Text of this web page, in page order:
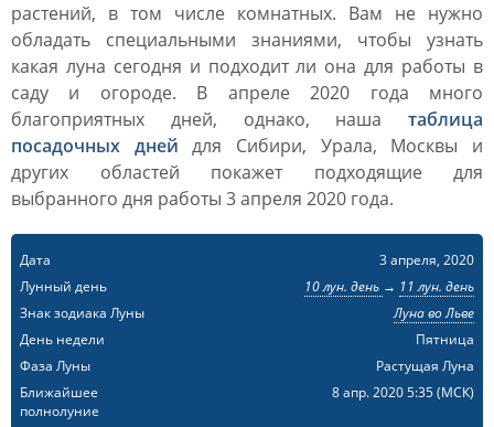
растений, в том числе комнатных. Вам не нужно
обладать специальными знаниями, чтобы узнать
какая луна сегодня и подходит ли она для работы в
саду и огороде. В апреле 2020 года много
благоприятных дней, однако, наша таблица
посадочных дней для Сибири, Урала, Москвы и
других областей покажет подходящие для
выбранного дня работы 3 апреля 2020 года.
Дата
3 апреля, 2020
Лунный день
10 лун. день → 11 лун. день
Знак зодиака Луны
Луна во Льве
День недели
Пятница
Фаза Луны
Растущая Луна
Ближайшее
полнолуние
8 апр. 2020 5:35(МСК)